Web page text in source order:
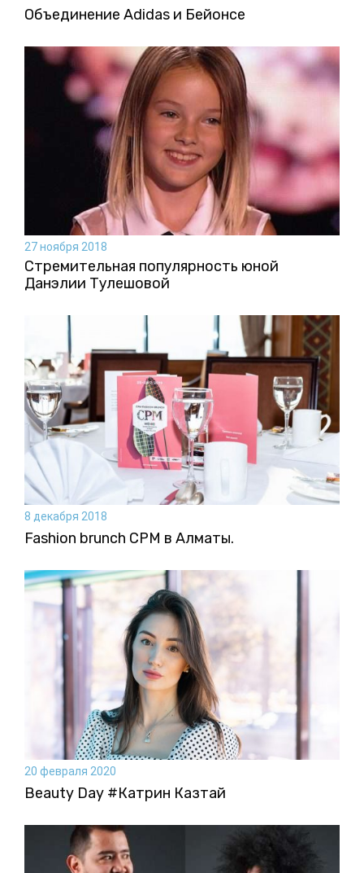
Объединение Adidas и Бейонсе
27 ноября 2018
Стремительная популярность юной
Данэлии Тулешовой
8 декабря 2018
Fashion brunch CPM в Алматы.
20 февраля 2020
Beauty Day #Катрин Казтай